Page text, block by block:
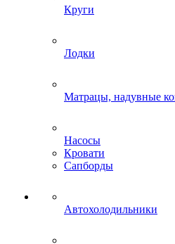
Круги
Лодки
Матрацы, надувные
Насосы
Кровати
Сапборды
Автохолодильники